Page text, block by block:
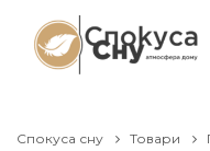
Спокуса сну Товари